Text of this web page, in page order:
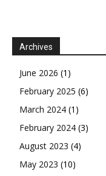
Archives
June 2026 (1)
February 2025 (6)
March 2024 (1)
February 2024 (3)
August 2023 (4)
May 2023 (10)